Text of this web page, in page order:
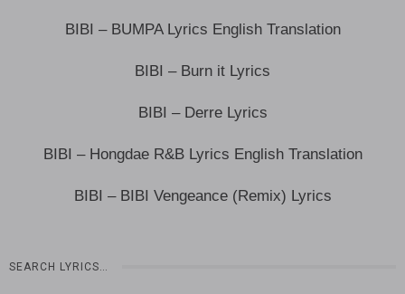
BIBI – BUMPA Lyrics English Translation
BIBI – Burn it Lyrics
BIBI – Derre Lyrics
BIBI – Hongdae R&B Lyrics English Translation
BIBI – BIBI Vengeance (Remix) Lyrics
SEARCH LYRICS…